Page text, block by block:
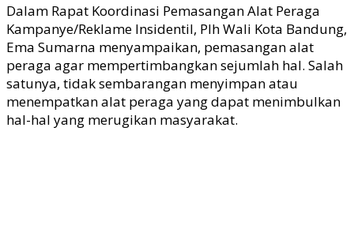
Dalam Rapat Koordinasi Pemasangan Alat Peraga
Kampanye/Reklame Insidentil, Plh Wali Kota Bandung,
Ema Sumarna menyampaikan, pemasangan alat
peraga agar mempertimbangkan sejumlah hal. Salah
satunya, tidak sembarangan menyimpan atau
menempatkan alat peraga yang dapat menimbulkan
hal-hal yang merugikan masyarakat.